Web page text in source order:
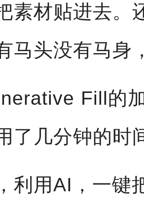
素材贴进去。
马头没有马身
Fill的
了几分钟的时
利用AI，一键